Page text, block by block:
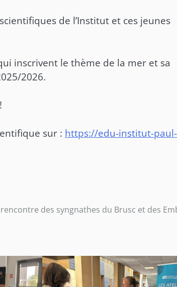
de l’Institut et ces jeunes
inscrivent le thème de la mer et sa
2026.
sur : https://edu-institut-paul-
des syngnathes du Brusc et des